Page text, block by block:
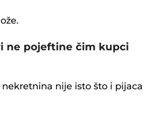
ne pojeftine čim kupci
nije isto što i pijaca